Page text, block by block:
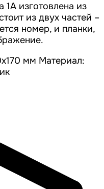
1А изготовлена из
из двух частей –
номер, и планки,
мм Материал: